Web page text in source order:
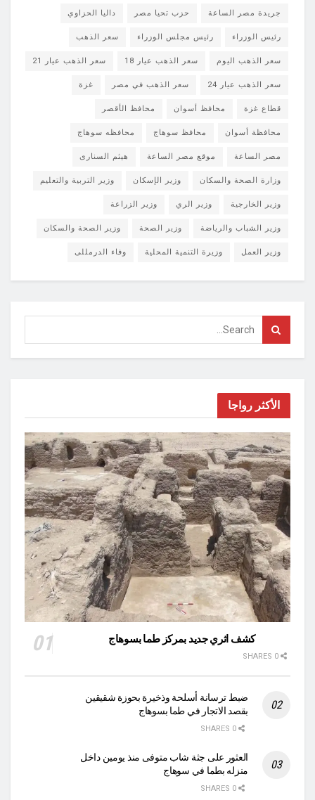
جريدة مصر الساعة حزب تحيا مصر داليا الحزاوي
رئيس الوزراء رئيس مجلس الوزراء سعر الذهب
سعر الذهب اليوم سعر الذهب عيار 18 سعر الذهب عيار 21
سعر الذهب عيار 24 سعر الذهب في مصر غزة
قطاع غزة محافظ أسوان محافظ الأقصر
محافظة أسوان محافظ سوهاج محافظه سوهاج
مصر الساعة موقع مصر الساعة هيثم السنارى
وزارة الصحة والسكان وزير الإسكان وزير التربية والتعليم
وزير الخارجية وزير الري وزير الزراعة
وزير الشباب والرياضة وزير الصحة وزير الصحة والسكان
وزير العمل وزيرة التنمية المحلية وفاء الدرمللى
الأكثر رواجا
كشف اثري جديد بمركز طما بسوهاج
ضبط ترسانة أسلحة وذخيرة بحوزة شقيقين
بقصد الاتجار في طما بسوهاج
العثور على جثة شاب متوفى منذ يومين داخل
منزله بطما في سوهاج